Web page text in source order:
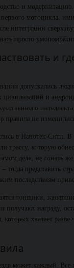
и модернизацию.
мотоцикла,
интеграции
просто
и
допускались
цивилизаций и
правила не
в Нанотек-Сити. В
трассу, которую
деле, не гонять
тогда представить
последствиям
гонщики,
получают награду,
хватает разве
может каждый.